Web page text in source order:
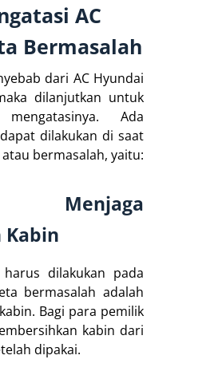
AC
Bermasalah
dari AC Hyundai
dilanjutkan untuk
Ada
dilakukan di saat
bermasalah, yaitu:
Kabin
dilakukan pada
bermasalah adalah
Bagi para pemilik
kabin dari
dipakai.